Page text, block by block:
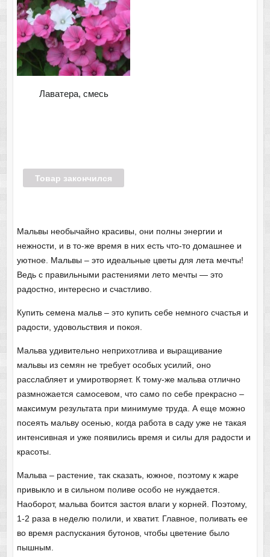
Лаватера, смесь
Товар закончился
Мальвы необычайно красивы, они полны энергии и
нежности, и в то-же время в них есть что-то домашнее и
уютное. Мальвы – это идеальные цветы для лета мечты!
Ведь с правильными растениями лето мечты — это
радостно, интересно и счастливо.
Купить семена мальв – это купить себе немного счастья и
радости, удовольствия и покоя.
Мальва удивительно неприхотлива и выращивание
мальвы из семян не требует особых усилий, оно
расслабляет и умиротворяет. К тому-же мальва отлично
размножается самосевом, что само по себе прекрасно –
максимум результата при минимуме труда. А еще можно
посеять мальву осенью, когда работа в саду уже не такая
интенсивная и уже появились время и силы для радости и
красоты.
Мальва – растение, так сказать, южное, поэтому к жаре
привыкло и в сильном поливе особо не нуждается.
Наоборот, мальва боится застоя влаги у корней. Поэтому,
1-2 раза в неделю полили, и хватит. Главное, поливать ее
во время распускания бутонов, чтобы цветение было
пышным.